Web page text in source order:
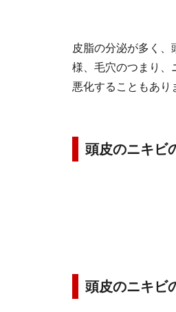
皮脂の分泌が多く、
様、毛穴のつまり、
悪化することもあり
頭皮のニキビ
頭皮のニキビ